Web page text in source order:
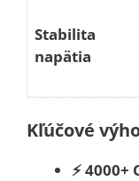
Stabilita
napätia
Kľúčové
⚡